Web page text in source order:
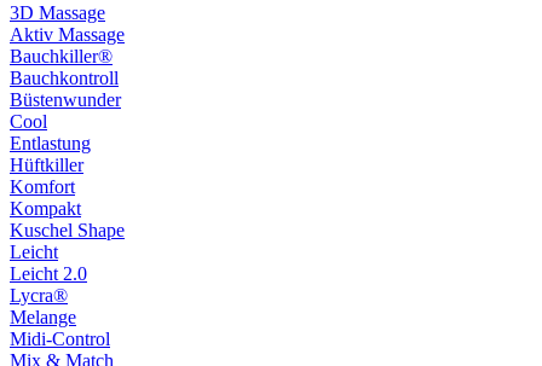
3D Massage
Aktiv Massage
Bauchkiller®
Bauchkontroll
Büstenwunder
Cool
Entlastung
Hüftkiller
Komfort
Kompakt
Kuschel Shape
Leicht
Leicht 2.0
Lycra®
Melange
Midi-Control
Mix & Match